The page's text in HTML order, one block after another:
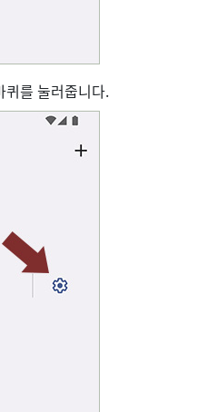
를 눌러줍니다.